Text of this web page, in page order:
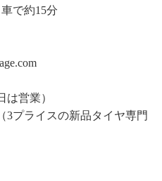
で約15分
は営業）
3プライスの新品タイヤ専門